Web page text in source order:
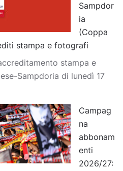
Sampdor
ia
(Coppa
stampa e fotografi
stampa e
Sampdoria di lunedì 17
Campag
na
abbonam
enti
2026/27: